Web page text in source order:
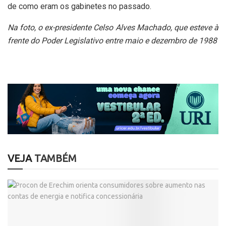
de como eram os gabinetes no passado.
Na foto, o ex-presidente Celso Alves Machado, que esteve à
frente do Poder Legislativo entre maio e dezembro de 1988
VEJATAMBÉM